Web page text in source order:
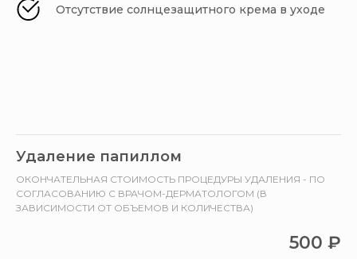
Отсутствие солнцезащитного крема в уходе
Удаление папиллом
ОКОНЧАТЕЛЬНАЯ СТОИМОСТЬ ПРОЦЕДУРЫ УДАЛЕНИЯ - ПО
СОГЛАСОВАНИЮ С ВРАЧОМ-ДЕРМАТОЛОГОМ (В
ЗАВИСИМОСТИ ОТ ОБЪЕМОВ И КОЛИЧЕСТВА)
500 ₽